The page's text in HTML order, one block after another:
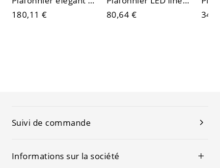
180,11 €
80,64 €
Suivi de commande
Informations sur la société